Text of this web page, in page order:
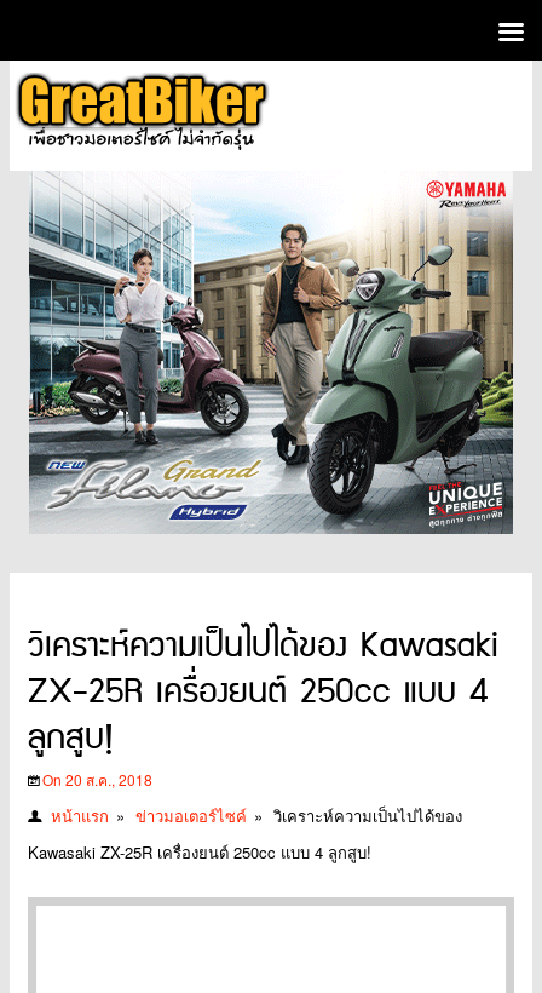
วิเคราะห์ความเป็นไปได้ของ Kawasaki
ZX-25R เครื่องยนต์ 250cc แบบ 4
ลูกสูบ!
On 20 ส.ค., 2018
หน้าแรก » ข่าวมอเตอร์ไซค์ » วิเคราะห์ความเป็นไปได้ของ
Kawasaki ZX-25R เครื่องยนต์ 250cc แบบ 4 ลูกสูบ!